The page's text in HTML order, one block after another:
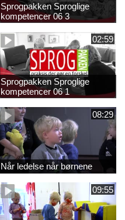
Sprogpakken Sproglige
kompetencer 06 3
02:59
Sprogpakken Sproglige
kompetencer 06 1
08:29
Når ledelse når børnene
09:55